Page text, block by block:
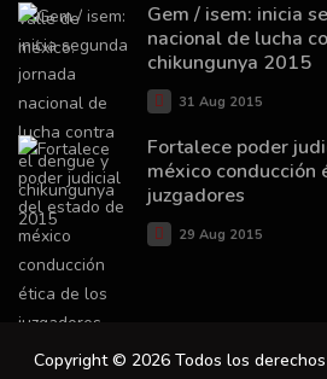
Gem / isem: inicia
nacional de lucha
chikungunya 2015
31 Aug 2015
Fortalece poder
méxico conducción
juzgadores
29 Aug 2015
Copyright © 2026 Todos los